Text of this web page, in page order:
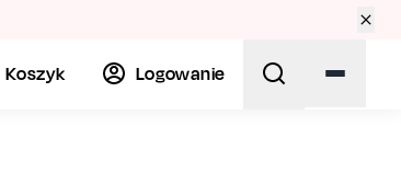
Koszyk Logowanie